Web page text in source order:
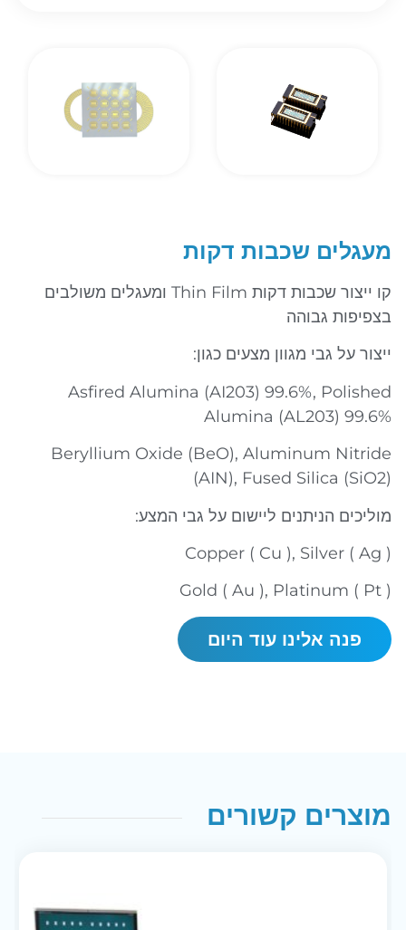
מעגלים שכבות דקות
קו ייצור שכבות דקות Thin Film ומעגלים משולבים
בצפיפות גבוהה
ייצור על גבי מגוון מצעים כגון:
Asfired Alumina (AI203) 99.6%, Polished
Alumina (AL203) 99.6%
Beryllium Oxide (BeO), Aluminum Nitride
(AIN), Fused Silica (SiO2)
מוליכים הניתנים ליישום על גבי המצע:
Copper ( Cu ), Silver ( Ag )
Gold ( Au ), Platinum ( Pt )
פנה אלינו עוד היום
מוצרים קשורים